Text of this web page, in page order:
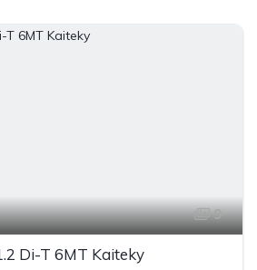
9
Di-T 6MT Kaiteky